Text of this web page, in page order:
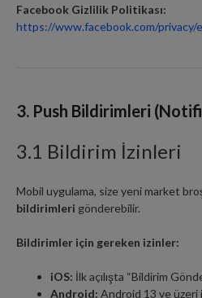
Facebook Gizlilik Politikası:
https://www.facebook.com/privacy/
3. Push Bildirimleri
3.1 Bildirim İzinleri
Mobil uygulama, size yeni market
bildirimleri gönderebilir.
Bildirimler için gereken izinler:
iOS: İlk açılışta “Bildirim
Android: Android 13 ve üzeri